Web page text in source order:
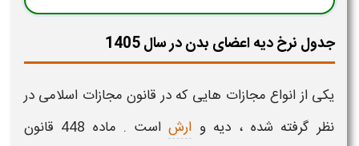
جدول نرخ دیه اعضای بدن در سال 1405
یکی از انواع مجازات هایی که در قانون مجازات اسلامی در
نظر گرفته شده ، دیه و ارش
است . ماده 448 قانون